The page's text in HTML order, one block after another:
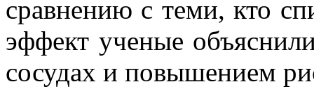
сравнению с теми, кто
эффект ученые
сосудах и повышением